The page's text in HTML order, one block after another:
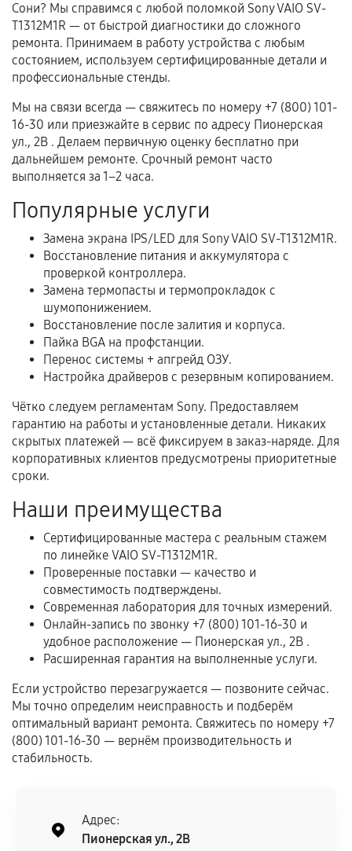
Документы для подтверждения
гарантии
Гарантийный талон.
Акт выполненных работ с датой, перечнем
услуг и сроком гарантии.
Документы на установленные комплектующие
и кассовый чек.
Расширенная гарантия
В некоторых случаях возможно оформление
расширенной гарантии. Стоимость, сроки и
условия продления согласовываются отдельно и
фиксируются в документах.
Когда гарантия не действует
Нарушение правил эксплуатации,
механические повреждения, попадание влаги,
перегрев, коррозия.
Естественный износ деталей, если иное не
предусмотрено отдельно.
Обращение после окончания гарантийного
срока.
Программные сбои, если это не указано в
отдельных условиях.
Если комплектующие куплены
самостоятельно
Гарантия на выполненные работы может
Предоставленные детали подходят по
техническим параметрам и не имеют внешних
Сони? Мы справимся с любой поломкой Sony VAIO SV-
T1312M1R — от быстрой диагностики до сложного
ремонта. Принимаем в работу устройства с любым
состоянием, используем сертифицированные детали и
профессиональные стенды.
Мы на связи всегда — свяжитесь по номеру +7 (800) 101-
16-30 или приезжайте в сервис по адресу Пионерская
ул., 2В . Делаем первичную оценку бесплатно при
дальнейшем ремонте. Срочный ремонт часто
выполняется за 1–2 часа.
Популярные услуги
Замена экрана IPS/LED для Sony VAIO SV-T1312M1R.
Восстановление питания и аккумулятора с
проверкой контроллера.
Замена термопасты и термопрокладок с
шумопонижением.
Восстановление после залития и корпуса.
Пайка BGA на профстанции.
Перенос системы + апгрейд ОЗУ.
Настройка драйверов с резервным копированием.
Чётко следуем регламентам Sony. Предоставляем
гарантию на работы и установленные детали. Никаких
скрытых платежей — всё фиксируем в заказ-наряде. Для
корпоративных клиентов предусмотрены приоритетные
сроки.
Наши преимущества
Сертифицированные мастера с реальным стажем
по линейке VAIO SV-T1312M1R.
Проверенные поставки — качество и
совместимость подтверждены.
Современная лаборатория для точных измерений.
Онлайн-запись по звонку +7 (800) 101-16-30 и
удобное расположение — Пионерская ул., 2В .
Расширенная гарантия на выполненные услуги.
Если устройство перезагружается — позвоните сейчас.
Мы точно определим неисправность и подберём
оптимальный вариант ремонта. Свяжитесь по номеру +7
(800) 101-16-30 — вернём производительность и
стабильность.
Адрес:
Пионерская ул., 2В